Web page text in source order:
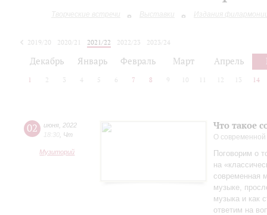
Творческие встречи Выставки Издания
2019/20 2020/21 2021/22 2022/23
2023/24
Декабрь Январь Февраль Март Апрель
1 2 3 4 5 6 7 8 9 10 12 13 14
02 июня 2022
18:30 Чт
Музиторий
Что такое
О
Поговорим о
на
современная
музыке,
музыка и как
ответим на